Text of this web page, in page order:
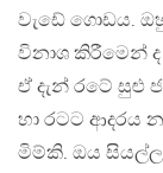
වැඩේ ගොඩය.
විනාශ කිරීමෙන්
ඒ දැන් රටේ සුළු
හා රටට ආදරය
මිම්කි. ඔය